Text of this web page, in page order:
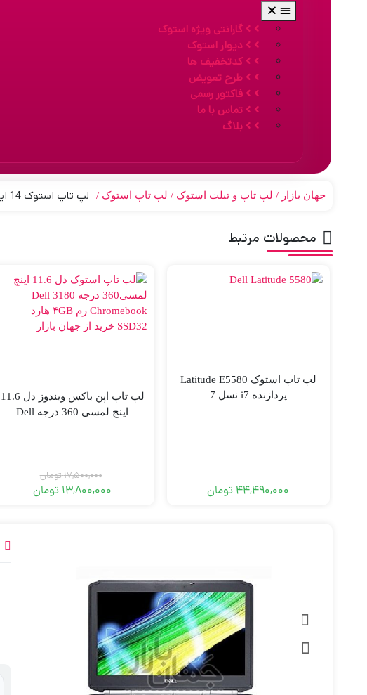
گارانتی ویژه استوک
دیوار استوک
کدتخفیف ها
طرح تعویض
فاکتور رسمی
تماس با ما
بلاگ
جهان بازار لپ تاپ و تبلت استوک لپ تاپ استوک لپ تاپ استوک 14 اینچی دل E5430
محصولات مرتبط
لپ تاپ استوک Latitude E5580
پردازنده i7 نسل 7
44,490,000 تومان
لپ تاپ اپن باکس ویندوز دل 11.6
اینچ لمسی 360 درجه Dell
17,500,000تومان
13,800,000 تومان